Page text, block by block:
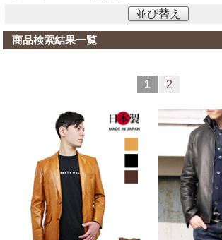
並び替え
商品検索結果一覧
1 2